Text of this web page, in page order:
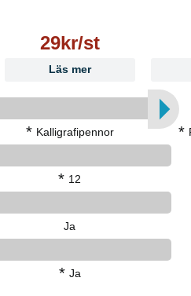
29kr/st
Läs mer
* Kalligrafipennor *
* 12
Ja
* Ja